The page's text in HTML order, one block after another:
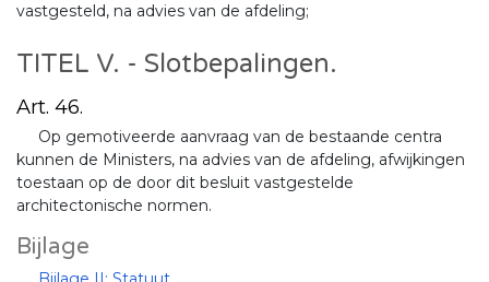
vastgesteld, na advies van de afdeling;
TITEL V. - Slotbepalingen.
Art. 46.
Op gemotiveerde aanvraag van de bestaande centra
kunnen de Ministers, na advies van de afdeling, afwijkingen
toestaan op de door dit besluit vastgestelde
architectonische normen.
Bijlage